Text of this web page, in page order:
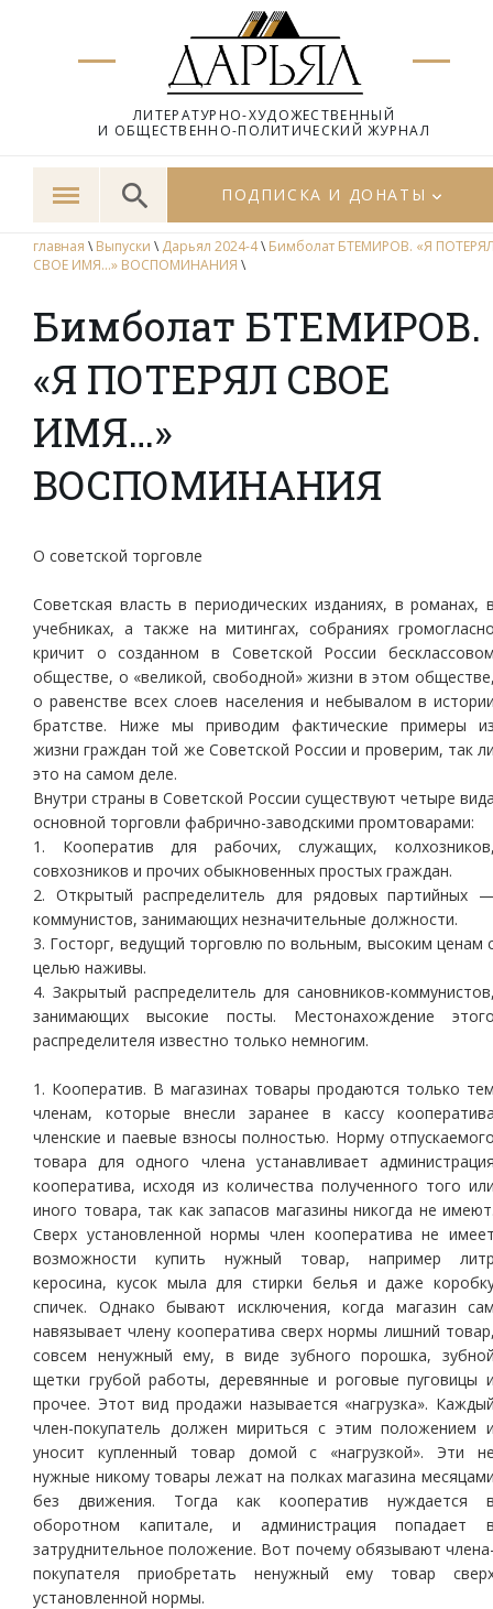
ЛИТЕРАТУРНО-ХУДОЖЕСТВЕННЫЙ
И ОБЩЕСТВЕННО-ПОЛИТИЧЕСКИЙ ЖУРНАЛ
ПОДПИСКА И ДОНАТЫ
главная \ Выпуски \ Дарьял 2024-4\ Бимболат БТЕМИРОВ. «Я
СВОЕ ИМЯ…» ВОСПОМИНАНИЯ \
Бимболат БТЕМИРОВ.
«Я ПОТЕРЯЛ СВОЕ
ИМЯ…»
ВОСПОМИНАНИЯ
О советской торговле
Советская власть в периодических изданиях, в романах,
учебниках, а также на митингах, собраниях
кричит о созданном в Советской России
обществе, о «великой, свободной» жизни в этом
о равенстве всех слоев населения и небывалом в
братстве. Ниже мы приводим фактические примеры
жизни граждан той же Советской России и проверим, так
это на самом деле.
Внутри страны в Советской России существуют четыре
основной торговли фабрично-заводскими промтоварами:
1. Кооператив для рабочих, служащих,
совхозников и прочих обыкновенных простых граждан.
2. Открытый распределитель для рядовых партийных
коммунистов, занимающих незначительные должности.
3. Госторг, ведущий торговлю по вольным, высоким ценам
целью наживы.
4. Закрытый распределитель для сановников-
занимающих высокие посты. Местонахождение
распределителя известно только немногим.
1. Кооператив. В магазинах товары продаются только
членам, которые внесли заранее в кассу
членские и паевые взносы полностью. Норму
товара для одного члена устанавливает
кооператива, исходя из количества полученного того
иного товара, так как запасов магазины никогда не
Сверх установленной нормы член кооператива не
возможности купить нужный товар, например
керосина, кусок мыла для стирки белья и даже
спичек. Однако бывают исключения, когда магазин
навязывает члену кооператива сверх нормы лишний
совсем ненужный ему, в виде зубного порошка,
щетки грубой работы, деревянные и роговые пуговицы
прочее. Этот вид продажи называется «нагрузка».
член-покупатель должен мириться с этим положением
уносит купленный товар домой с «нагрузкой». Эти
нужные никому товары лежат на полках магазина
без движения. Тогда как кооператив нуждается
оборотном капитале, и администрация попадает
затруднительное положение. Вот почему обязывают
покупателя приобретать ненужный ему товар
установленной нормы.